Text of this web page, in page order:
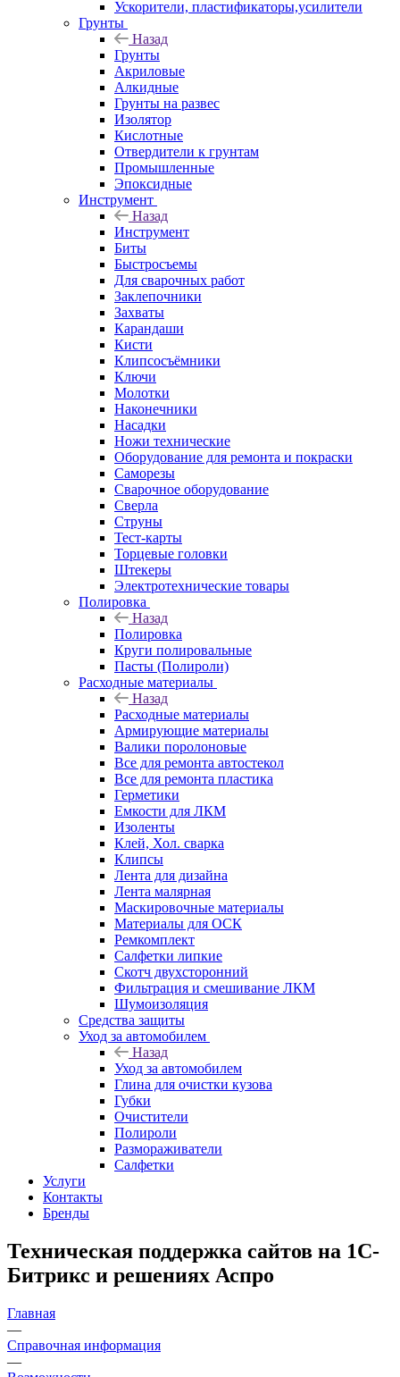
Ускорители, пластификаторы,усилители
Грунты
Назад
Грунты
Акриловые
Алкидные
Грунты на развес
Изолятор
Кислотные
Отвердители к грунтам
Промышленные
Эпоксидные
Инструмент
Назад
Инструмент
Биты
Быстросъемы
Для сварочных работ
Заклепочники
Захваты
Карандаши
Кисти
Клипсосъёмники
Ключи
Молотки
Наконечники
Насадки
Ножи технические
Оборудование для ремонта и покраски
Саморезы
Сварочное оборудование
Сверла
Струны
Тест-карты
Торцевые головки
Штекеры
Электротехнические товары
Полировка
Назад
Полировка
Круги полировальные
Пасты (Полироли)
Расходные материалы
Назад
Расходные материалы
Армирующие материалы
Валики поролоновые
Все для ремонта автостекол
Все для ремонта пластика
Герметики
Емкости для ЛКМ
Изоленты
Клей, Хол. сварка
Клипсы
Лента для дизайна
Лента малярная
Маскировочные материалы
Материалы для ОСК
Ремкомплект
Салфетки липкие
Скотч двухсторонний
Фильтрация и смешивание ЛКМ
Шумоизоляция
Средства защиты
Уход за автомобилем
Назад
Уход за автомобилем
Глина для очистки кузова
Губки
Очистители
Полироли
Размораживатели
Салфетки
Услуги
Контакты
Бренды
Техническая поддержка сайтов на 1С-
Битрикс и решениях Аспро
Главная
—
Справочная информация
—